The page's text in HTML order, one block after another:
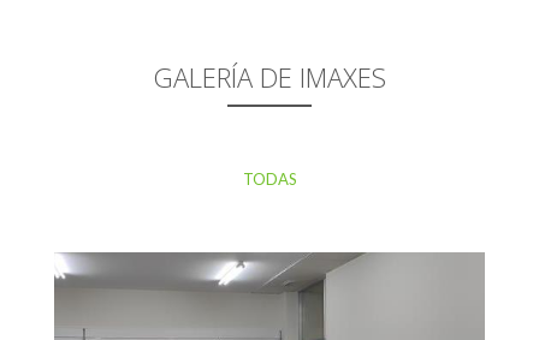
GALERÍA DE IMAXES
TODAS